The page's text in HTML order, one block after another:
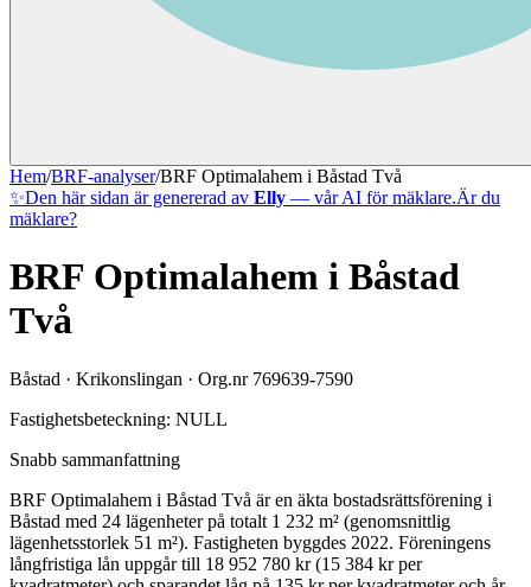
Hem/BRF-analyser/BRF Optimalahem i Båstad Två
✨Den här sidan är genererad av Elly — vår AI för mäklare.Är du
mäklare?
BRF Optimalahem i Båstad
Två
Båstad · Krikonslingan · Org.nr 769639-7590
Fastighetsbeteckning: NULL
Snabb sammanfattning
BRF Optimalahem i Båstad Två är en äkta bostadsrättsförening i
Båstad med 24 lägenheter på totalt 1 232 m² (genomsnittlig
lägenhetsstorlek 51 m²). Fastigheten byggdes 2022. Föreningens
långfristiga lån uppgår till 18 952 780 kr (15 384 kr per